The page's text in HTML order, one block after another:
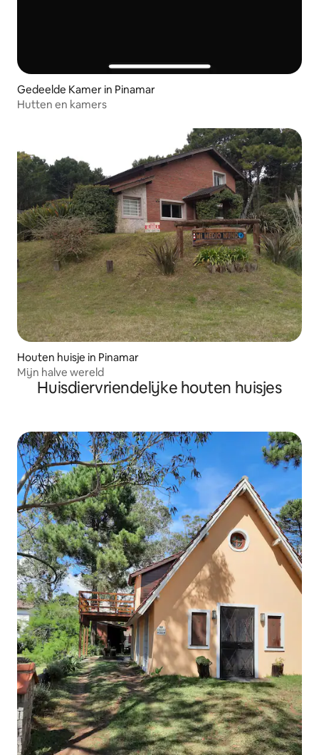
Gedeelde Kamer in Pinamar
Hutten en kamers
Houten huisje in Pinamar
Mijn halve wereld
Huisdiervriendelijke houten huisjes